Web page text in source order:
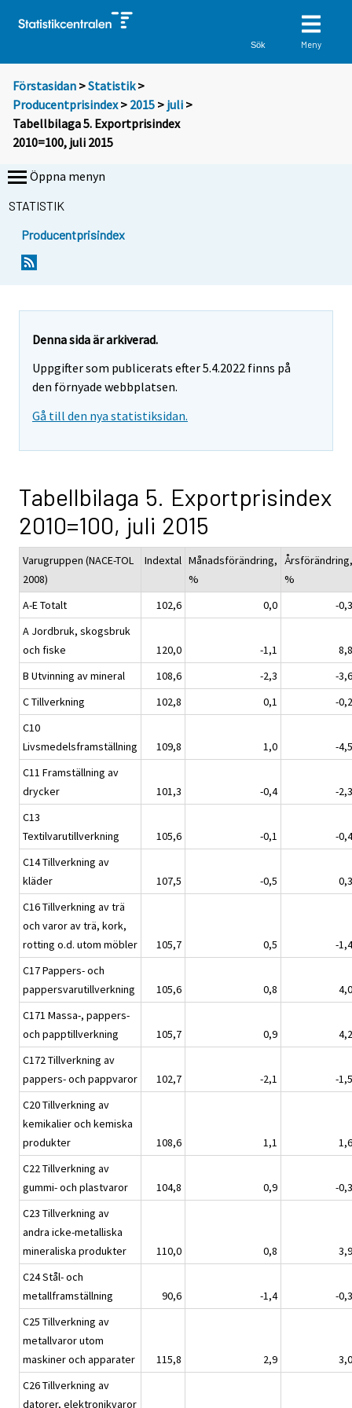
Sök Meny
Förstasidan >Statistik >
Producentprisindex> 2015 > juli >
Tabellbilaga 5. Exportprisindex
2010=100, juli 2015
Öppna menyn
STATISTIK
Producentprisindex
Denna sida är arkiverad.
Uppgifter som publicerats efter 5.4.2022 finns på
den förnyade webbplatsen.
Gå till den nya statistiksidan.
Tabellbilaga 5. Exportprisindex
2010=100, juli 2015
Varugruppen (NACE-TOL
2008)
Indextal Månadsförändring,
%
Årsförändring,
%
A-E Totalt
102,6 0,0
-0,3
A Jordbruk, skogsbruk
och fiske
120,0 -1,1
8,8
B Utvinning av mineral
108,6 -2,3
-3,6
C Tillverkning
102,8 0,1
-0,2
C10
Livsmedelsframställning
109,8 1,0
-4,5
C11 Framställning av
drycker
101,3 -0,4
-2,3
C13
Textilvarutillverkning
105,6 -0,1
-0,4
C14 Tillverkning av
kläder
107,5 -0,5
0,3
C16 Tillverkning av trä
och varor av trä, kork,
rotting o.d. utom möbler
105,7 0,5
-1,4
C17 Pappers- och
pappersvarutillverkning
105,6 0,8
4,0
C171 Massa-, pappers-
och papptillverkning
105,7 0,9
4,2
C172 Tillverkning av
pappers- och pappvaror
102,7 -2,1
-1,5
C20 Tillverkning av
kemikalier och kemiska
produkter
108,6 1,1
1,6
C22 Tillverkning av
gummi- och plastvaror
104,8 0,9
-0,3
C23 Tillverkning av
andra icke-metalliska
mineraliska produkter
110,0 0,8
3,9
C24 Stål- och
metallframställning
90,6 -1,4
-0,3
C25 Tillverkning av
metallvaror utom
maskiner och apparater
115,8 2,9
3,0
C26 Tillverkning av
datorer, elektronikvaror